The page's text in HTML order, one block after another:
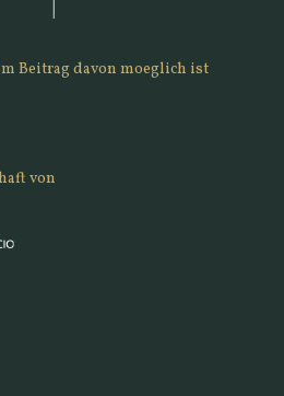
Beitrag davon moeglich ist
von